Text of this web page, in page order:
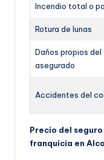
Incendio total o
Rotura de lunas
Daños propios del
asegurado
Accidentes del
Precio del
franquicia en